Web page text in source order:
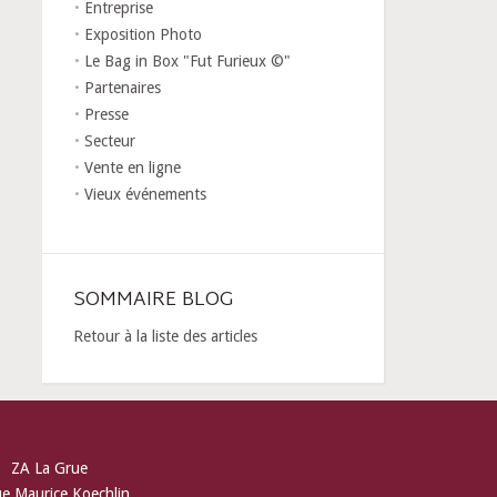
Entreprise
Exposition Photo
Le Bag in Box "Fut Furieux ©"
Partenaires
Presse
Secteur
Vente en ligne
Vieux événements
SOMMAIRE BLOG
Retour à la liste des articles
ZA La Grue